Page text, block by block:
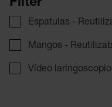
Filter
Espatulas -
Mangos -
Vídeo laringoscopio